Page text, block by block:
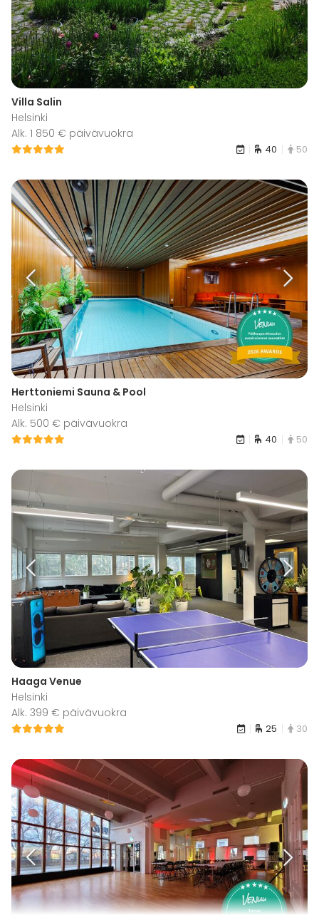
Villa Salin
Helsinki
Alk. 1 850 € päivävuokra
40 50
Herttoniemi Sauna & Pool
Helsinki
Alk. 500 € päivävuokra
40 50
Haaga Venue
Helsinki
Alk. 399 € päivävuokra
25 30